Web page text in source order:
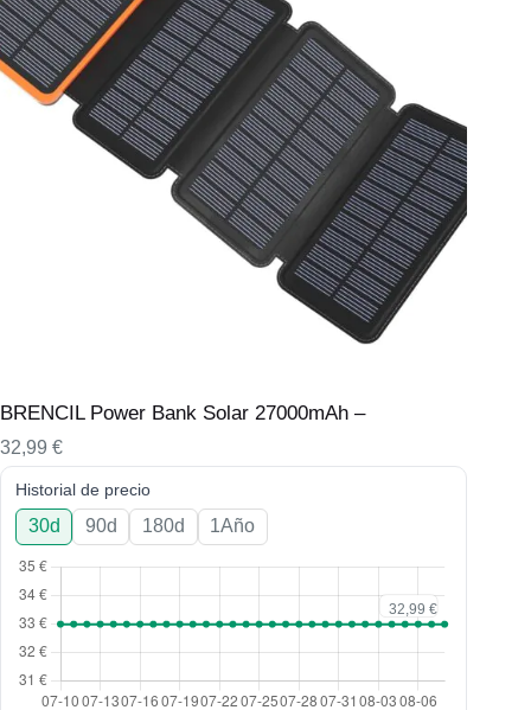
BRENCIL Power Bank Solar 27000mAh –
32,99 €
Historial de precio
30d 90d 180d 1Año